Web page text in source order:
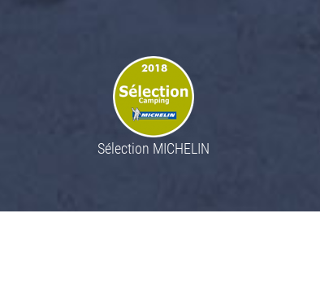
Sélection MICHELIN